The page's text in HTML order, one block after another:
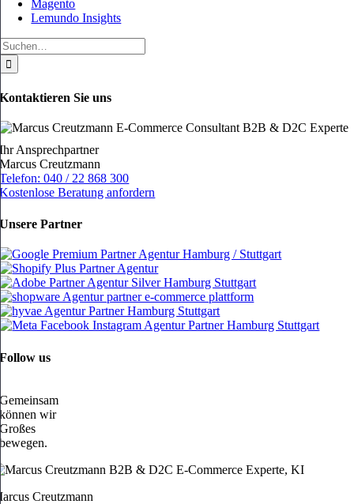
Magento
Lemundo Insights
Kontaktieren Sie uns
Ihr Ansprechpartner
Marcus Creutzmann
Telefon: 040 / 22 868 300
Kostenlose Beratung anfordern
Unsere Partner
Follow us
Gemeinsam
können wir
Großes
bewegen.
Creutzmann